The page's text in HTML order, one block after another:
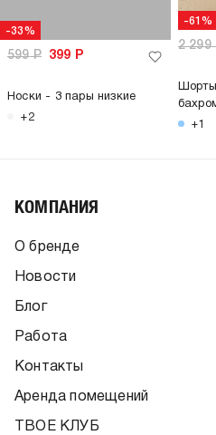
-33%
599Р 399 Р
Носки - 3 пары низкие
+2
-61%
2 299
+1
КОМПАНИЯ
О бренде
Новости
Блог
Работа
Контакты
Аренда помещений
ТВОЕ КЛУБ